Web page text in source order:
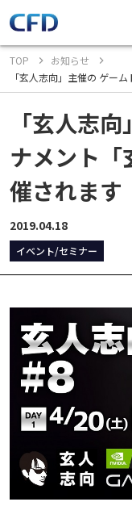
TOP
お知らせ
「玄人志向」主催の ゲー
「玄人志
ナメント「
催されます
2019.04.18
イベント/セミナー